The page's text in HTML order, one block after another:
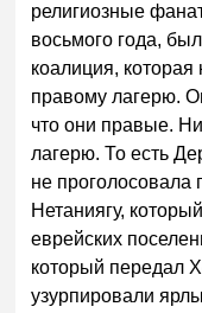
религиозные
восьмого года,
коалиция,
правому лагерю.
что они правые.
лагерю. То есть
не проголосовала
Нетаниягу,
еврейских
который передал
узурпировали